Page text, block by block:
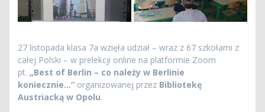
27 listopada klasa 7a wzięła udział – wraz z 67 szkołami z
całej Polski – w prelekcji online na platformie Zoom
pt. „Best of Berlin – co należy w Berlinie
koniecznie…” organizowanej przez Bibliotekę
Austriacką w Opolu.